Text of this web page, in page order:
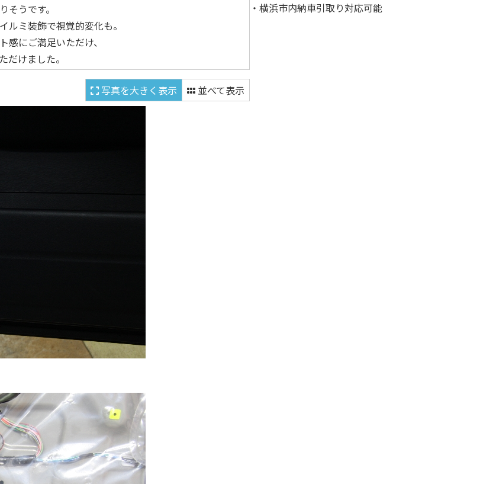
そうです。
ルミ装飾で視覚的変化も。
感にご満足いただけ、
だけました。
写真を大きく表示 並べて表示
・横浜市内納車引取り対応可能